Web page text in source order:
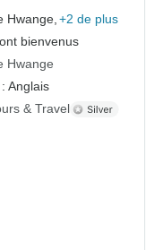
Hwange, +2 de plus
bienvenus
Hwange
Anglais
& Travel